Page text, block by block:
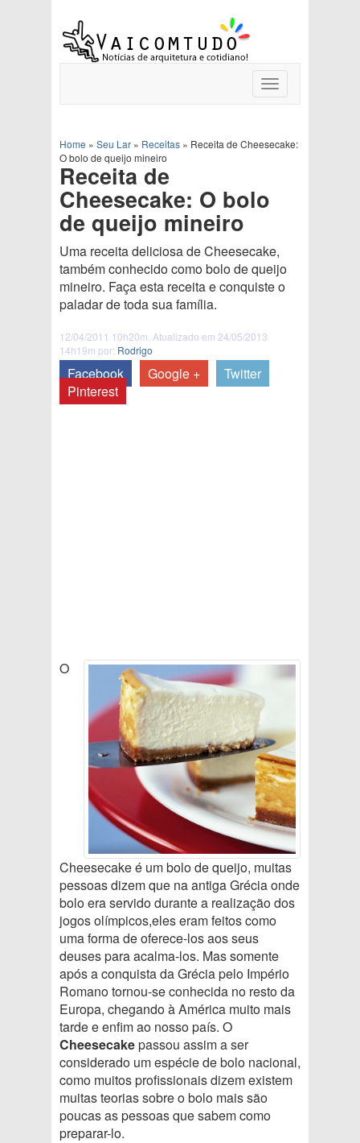
Toggle
navigation
Home » Seu Lar » Receitas » Receita de Cheesecake:
O bolo de queijo mineiro
Receita de
Cheesecake: O bolo
de queijo mineiro
Uma receita deliciosa de Cheesecake,
também conhecido como bolo de queijo
mineiro. Faça esta receita e conquiste o
paladar de toda sua família.
12/04/2011 10h20m. Atualizado em 24/05/2013
14h19m por: Rodrigo
Facebook Google +
Twitter
Pinterest
O
Cheesecake é um bolo de queijo, muitas
pessoas dizem que na antiga Grécia onde
bolo era servido durante a realização dos
jogos olímpicos,eles eram feitos como
uma forma de oferece-los aos seus
deuses para acalma-los. Mas somente
após a conquista da Grécia pelo Império
Romano tornou-se conhecida no resto da
Europa, chegando à América muito mais
tarde e enfim ao nosso país. O
Cheesecakepassou assim a ser
considerado um espécie de bolo nacional,
como muitos profissionais dizem existem
muitas teorias sobre o bolo mais são
poucas as pessoas que sabem como
preparar-lo.